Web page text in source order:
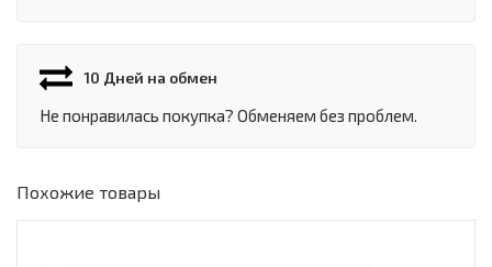
10 Дней на обмен
Не понравилась покупка? Обменяем без проблем.
Похожие товары